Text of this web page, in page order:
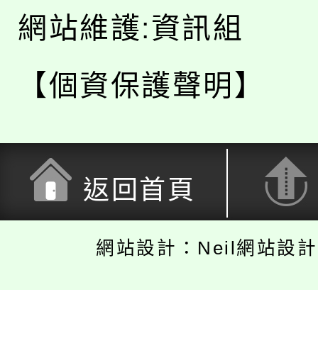
網站維護:資訊組
【個資保護聲明】
返回首頁
網站設計：Neil網站設